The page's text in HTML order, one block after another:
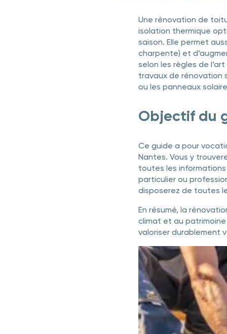
Une rénovation de
isolation thermique
saison. Elle permet
charpente) et
selon les règles de
travaux de rénovation
ou les panneaux
Objectif du
Ce guide a pour
Nantes. Vous y
toutes les
particulier ou
disposerez de toutes
En résumé, la
climat et au
valoriser durablement